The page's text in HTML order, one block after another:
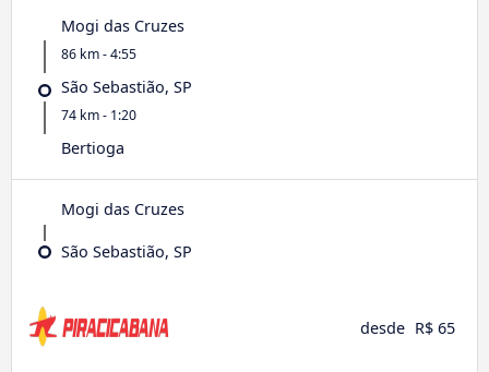
Mogi das Cruzes
86 km - 4:55
São Sebastião, SP
74 km - 1:20
Bertioga
Mogi das Cruzes
São Sebastião, SP
desde R$ 65